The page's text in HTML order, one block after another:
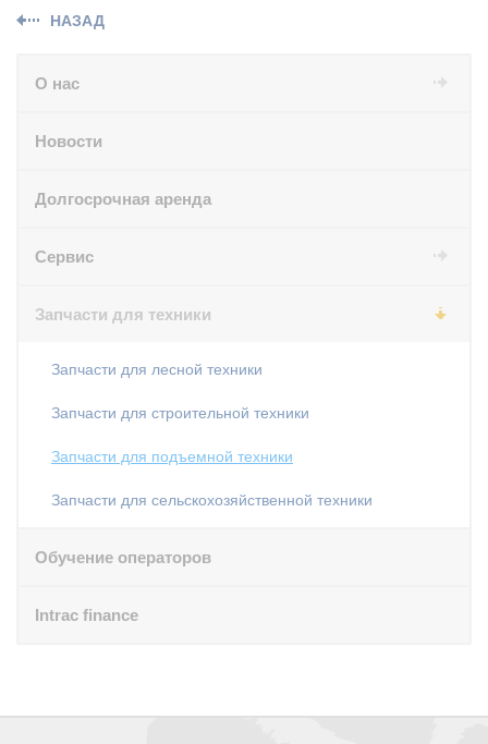
НАЗАД
О нас
Новости
Долгосрочная аренда
Сервис
Запчасти для техники
Запчасти для лесной техники
Запчасти для строительной техники
Запчасти для подъемной техники
Запчасти для сельскохозяйственной техники
Обучение операторов
Intrac finance